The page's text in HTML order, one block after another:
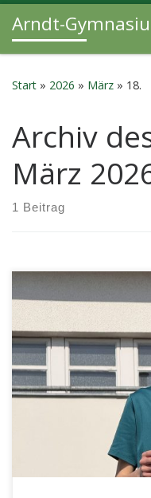
Zum Inhalt springen
Arndt-
Start » 2026 » März » 18.
Archiv
März
1 Beitrag
Sonne, frische Luft und
Beim Finale des
Rehbergezeigte das
Teamleistung und